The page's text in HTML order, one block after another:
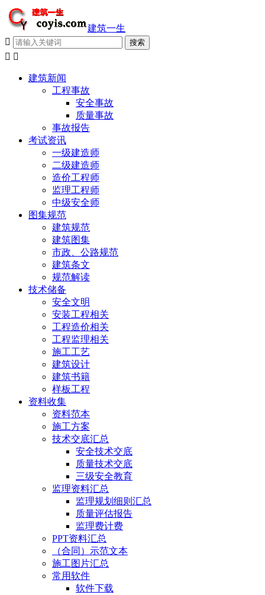
建筑一生

 
建筑新闻
工程事故
安全事故
质量事故
事故报告
考试资讯
一级建造师
二级建造师
造价工程师
监理工程师
中级安全师
图集规范
建筑规范
建筑图集
市政、公路规范
建筑条文
规范解读
技术储备
安全文明
安装工程相关
工程造价相关
工程监理相关
施工工艺
建筑设计
建筑书籍
样板工程
资料收集
资料范本
施工方案
技术交底汇总
安全技术交底
质量技术交底
三级安全教育
监理资料汇总
监理规划细则汇总
质量评估报告
监理费计费
PPT资料汇总
（合同）示范文本
施工图片汇总
常用软件
软件下载